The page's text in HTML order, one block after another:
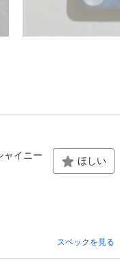
ャイニー ほしい
スペックを見る